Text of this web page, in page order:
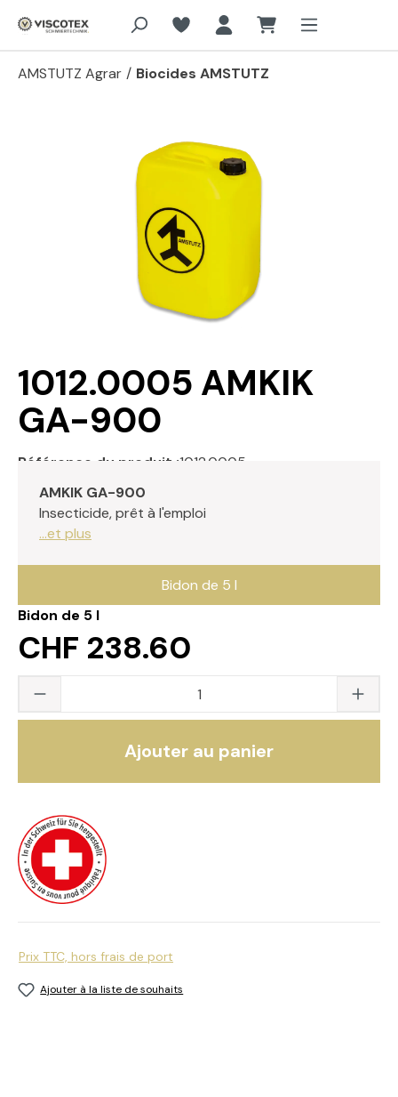
Aller au contenu principal
AMSTUTZ Agrar / Biocides AMSTUTZ
1012.0005 AMKIK
GA-900
Référence du produit :1012.0005
AMKIK GA-900
Insecticide, prêt à l'emploi
...et plus
Bidon de 5 l
CHF 238.60
Bidon de 5 l
Quantité du produit : saisissez la valeur
Ajouter au panier
Prix TTC, hors frais de port
Ajouter à la liste de souhaits